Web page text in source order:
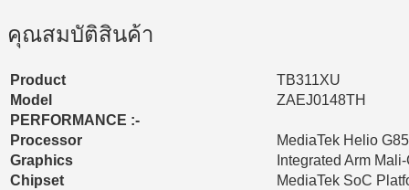
คุณสมบัติสินค้า
Product
TB311XU
Model
ZAEJ0148TH
PERFORMANCE :-
Processor
MediaTek Helio
Graphics
Integrated Arm
Chipset
MediaTek SoC